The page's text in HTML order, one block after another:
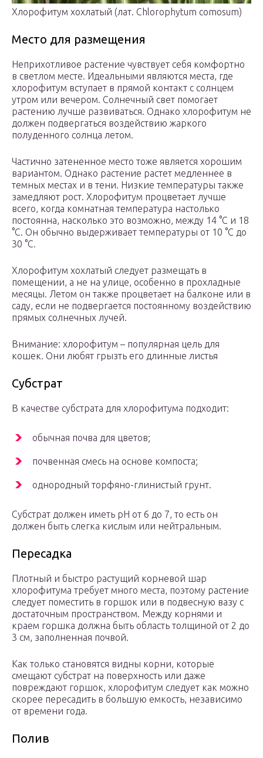
Хлорофитум хохлатый (лат. Chlorophytum comosum)
Место для размещения
Неприхотливое растение чувствует себя комфортно
в светлом месте. Идеальными являются места, где
хлорофитум вступает в прямой контакт с солнцем
утром или вечером. Солнечный свет помогает
растению лучше развиваться. Однако хлорофитум не
должен подвергаться воздействию жаркого
полуденного солнца летом.
Частично затененное место тоже является хорошим
вариантом. Однако растение растет медленнее в
темных местах и в тени. Низкие температуры также
замедляют рост. Хлорофитум процветает лучше
всего, когда комнатная температура настолько
постоянна, насколько это возможно, между 14 °С и 18
°С. Он обычно выдерживает температуры от 10 °C до
30 °C.
Хлорофитум хохлатый следует размещать в
помещении, а не на улице, особенно в прохладные
месяцы. Летом он также процветает на балконе или в
саду, если не подвергается постоянному воздействию
прямых солнечных лучей.
Внимание: хлорофитум – популярная цель для
кошек. Они любят грызть его длинные листья
Субстрат
В качестве субстрата для хлорофитума подходит:
обычная почва для цветов;
почвенная смесь на основе компоста;
однородный торфяно-глинистый грунт.
Субстрат должен иметь рН от 6 до 7, то есть он
должен быть слегка кислым или нейтральным.
Пересадка
Плотный и быстро растущий корневой шар
хлорофитума требует много места, поэтому растение
следует поместить в горшок или в подвесную вазу с
достаточным пространством. Между корнями и
краем горшка должна быть область толщиной от 2 до
3 см, заполненная почвой.
Как только становятся видны корни, которые
смещают субстрат на поверхность или даже
повреждают горшок, хлорофитум следует как можно
скорее пересадить в большую емкость, независимо
от времени года.
Полив